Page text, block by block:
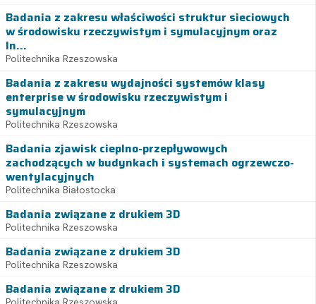
Badania z zakresu właściwości struktur sieciowych
w środowisku rzeczywistym i symulacyjnym oraz
In...
Politechnika Rzeszowska
Badania z zakresu wydajności systemów klasy
enterprise w środowisku rzeczywistym i
symulacyjnym
Politechnika Rzeszowska
Badania zjawisk cieplno-przepływowych
zachodzących w budynkach i systemach ogrzewczo-
wentylacyjnych
Politechnika Białostocka
Badania związane z drukiem 3D
Politechnika Rzeszowska
Badania związane z drukiem 3D
Politechnika Rzeszowska
Badania związane z drukiem 3D